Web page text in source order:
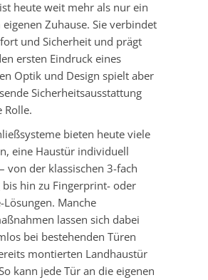
heute weit mehr als nur ein
eigenen Zuhause. Sie verbindet
und Sicherheit und prägt
ersten Eindruck eines
Optik und Design spielt aber
Sicherheitsausstattung
Rolle.
bieten heute viele
eine Haustür individuell
von der klassischen 3-fach
bis hin zu Fingerprint- oder
Manche
lassen sich dabei
bei bestehenden Türen
montierten Landhaustür
kann jede Tür an die eigenen